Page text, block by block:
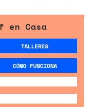
en Casa
TALLERES
CÓMO FUNCIONA